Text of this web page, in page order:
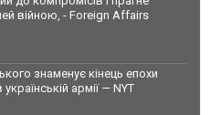
війною, - Foreign Affairs
знаменує кінець епохи
українській армії — NYT